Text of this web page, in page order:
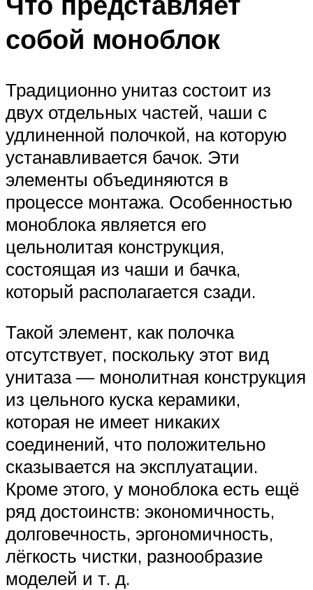
собой моноблок
Традиционно унитаз состоит из
двух отдельных частей, чаши с
удлиненной полочкой, на которую
устанавливается бачок. Эти
элементы объединяются в
процессе монтажа. Особенностью
моноблока является его
цельнолитая конструкция,
состоящая из чаши и бачка,
который располагается сзади.
Такой элемент, как полочка
отсутствует, поскольку этот вид
унитаза — монолитная конструкция
из цельного куска керамики,
которая не имеет никаких
соединений, что положительно
сказывается на эксплуатации.
Кроме этого, у моноблока есть ещё
ряд достоинств: экономичность,
долговечность, эргономичность,
лёгкость чистки, разнообразие
моделей и т. д.